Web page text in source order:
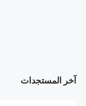
آخر المستجدات